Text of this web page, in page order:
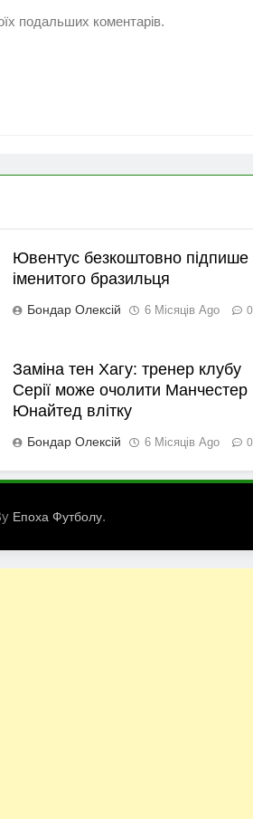
подальших коментарів.
Ювентус безкоштовно підпише
іменитого бразильця
Бондар Олексій 6 Місяців Ago 0
Заміна тен Хагу: тренер клубу
Серії може очолити Манчестер
Юнайтед влітку
Бондар Олексій 6 Місяців Ago 0
Епоха Футболу.